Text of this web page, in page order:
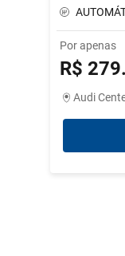
Por apenas
R$
Audi